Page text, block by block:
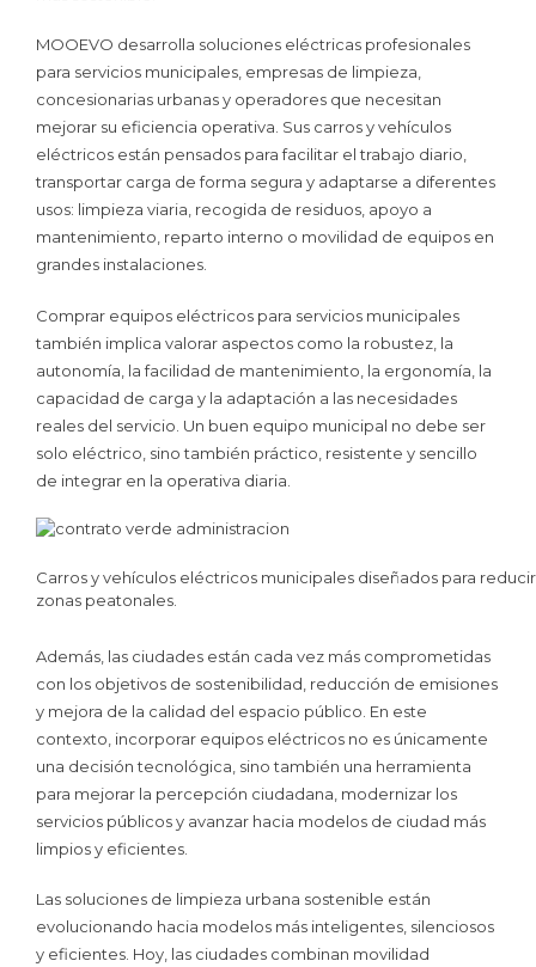
MOOEVO desarrolla soluciones eléctricas profesionales
para servicios municipales, empresas de limpieza,
concesionarias urbanas y operadores que necesitan
mejorar su eficiencia operativa. Sus carros y vehículos
eléctricos están pensados para facilitar el trabajo diario,
transportar carga de forma segura y adaptarse a diferentes
usos: limpieza viaria, recogida de residuos, apoyo a
mantenimiento, reparto interno o movilidad de equipos en
grandes instalaciones.
Comprar equipos eléctricos para servicios municipales
también implica valorar aspectos como la robustez, la
autonomía, la facilidad de mantenimiento, la ergonomía, la
capacidad de carga y la adaptación a las necesidades
reales del servicio. Un buen equipo municipal no debe ser
solo eléctrico, sino también práctico, resistente y sencillo
de integrar en la operativa diaria.
Carros y vehículos eléctricos municipales diseñados para
zonas peatonales.
Además, las ciudades están cada vez más comprometidas
con los objetivos de sostenibilidad, reducción de emisiones
y mejora de la calidad del espacio público. En este
contexto, incorporar equipos eléctricos no es únicamente
una decisión tecnológica, sino también una herramienta
para mejorar la percepción ciudadana, modernizar los
servicios públicos y avanzar hacia modelos de ciudad más
limpios y eficientes.
Las soluciones de limpieza urbana sostenible están
evolucionando hacia modelos más inteligentes, silenciosos
y eficientes. Hoy, las ciudades combinan movilidad